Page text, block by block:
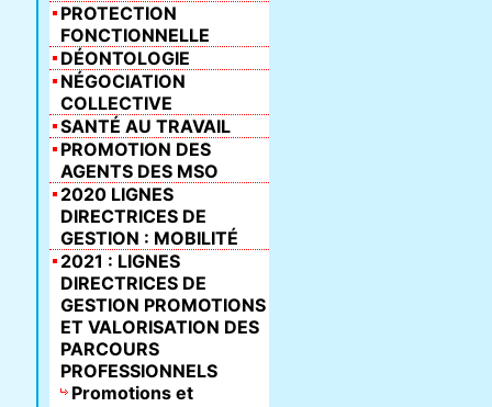
PROTECTION
FONCTIONNELLE
DÉONTOLOGIE
NÉGOCIATION
COLLECTIVE
SANTÉ AU TRAVAIL
PROMOTION DES
AGENTS DES MSO
2020 LIGNES
DIRECTRICES DE
GESTION : MOBILITÉ
2021 : LIGNES
DIRECTRICES DE
GESTION PROMOTIONS
ET VALORISATION DES
PARCOURS
PROFESSIONNELS
Promotions et